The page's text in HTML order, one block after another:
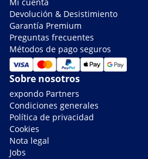
Devolución & Desistimiento
Garantía Premium
Preguntas frecuentes
Métodos de pago seguros
Sobre nosotros
expondo Partners
Condiciones generales
Política de privacidad
Cookies
Nota legal
Jobs